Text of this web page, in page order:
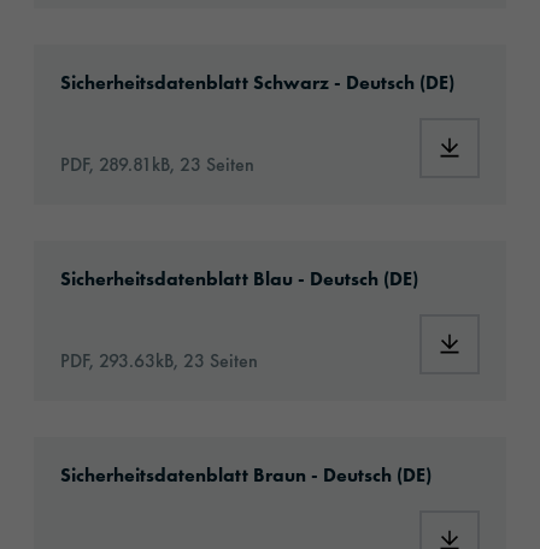
Sicherheitsdatenblatt Schwarz - Deutsch (DE)
PDF, 289.81kB, 23 Seiten
Sicherheitsdatenblatt Blau - Deutsch (DE)
PDF, 293.63kB, 23 Seiten
Sicherheitsdatenblatt Braun - Deutsch (DE)